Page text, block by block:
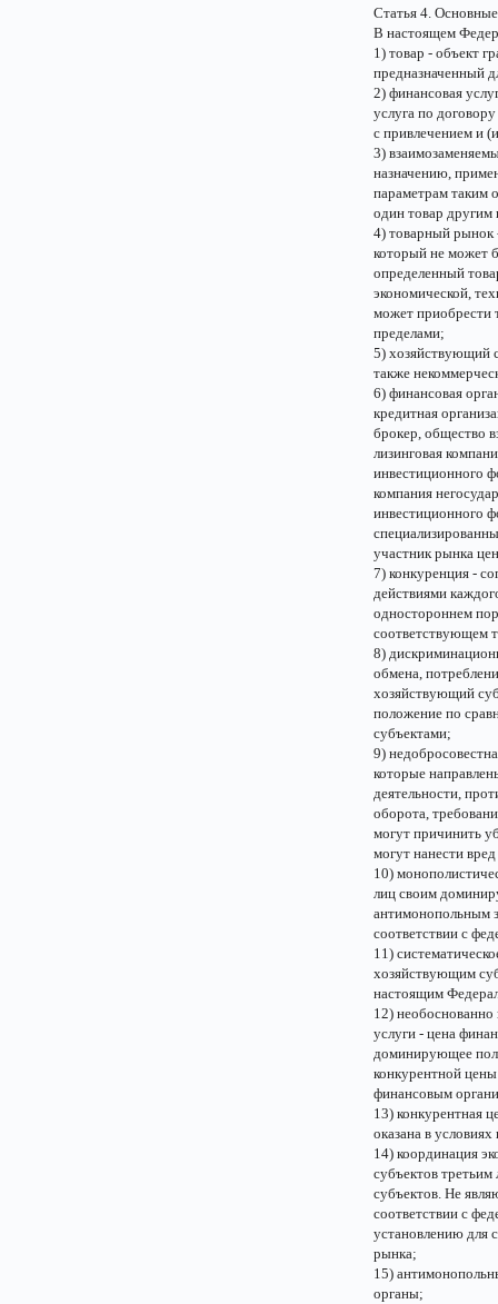
Статья 4.
В настоящем
1) товар - объект
предназначенный
2) финансовая
услуга по
с привлечением и
3)
назначению,
параметрам таким
один товар другим
4) товарный рынок
который не может
определенный
экономической,
может приобрести
пределами;
5) хозяйствующий
также
6) финансовая
кредитная
брокер, общество
лизинговая
инвестиционного
компания
инвестиционного
участник рынка
7) конкуренция -
действиями
одностороннем
соответствующем
8)
обмена,
хозяйствующий
положение по
субъектами;
9)
которые
деятельности,
оборота,
могут причинить
могут нанести
10)
лиц своим
антимонопольным
соответствии с
11)
хозяйствующим
настоящим
12) необоснованно
услуги - цена
доминирующее
конкурентной
финансовым
13) конкурентная
оказана в
14) координация
субъектов
субъектов. Не
соответствии с
установлению для
рынка;
15)
органы;